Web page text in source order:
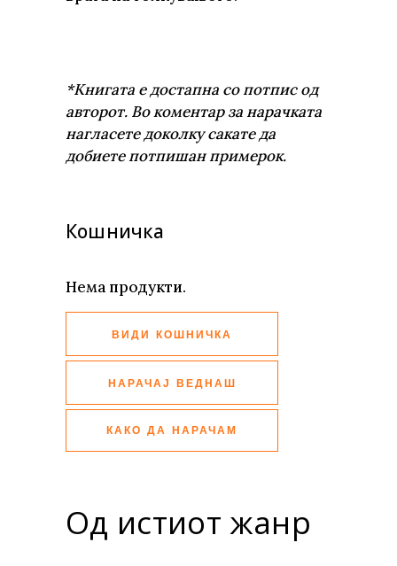
*Книгата е достапна со потпис од
авторот. Во коментар за нарачката
нагласете доколку сакате да
добиете потпишан примерок.
Кошничка
Нема продукти.
ВИДИ КОШНИЧКА
НАРАЧАЈ ВЕДНАШ
КАКО ДА НАРАЧАМ
Од истиот жанр